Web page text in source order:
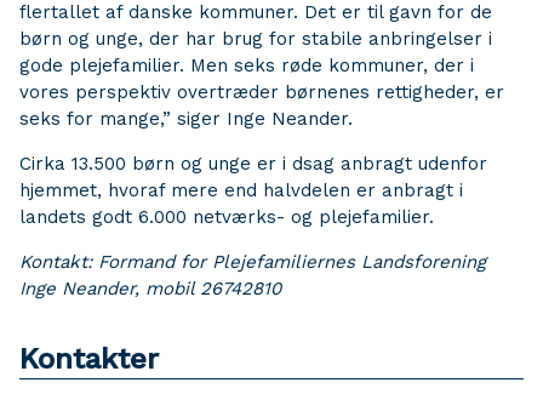
flertallet af danske kommuner. Det er til gavn for de
børn og unge, der har brug for stabile anbringelser i
gode plejefamilier. Men seks røde kommuner, der i
vores perspektiv overtræder børnenes rettigheder, er
seks for mange,” siger Inge Neander.
Cirka 13.500 børn og unge er i dsag anbragt udenfor
hjemmet, hvoraf mere end halvdelen er anbragt i
landets godt 6.000 netværks- og plejefamilier.
Kontakt: Formand for Plejefamiliernes Landsforening
Inge Neander, mobil 26742810
Kontakter